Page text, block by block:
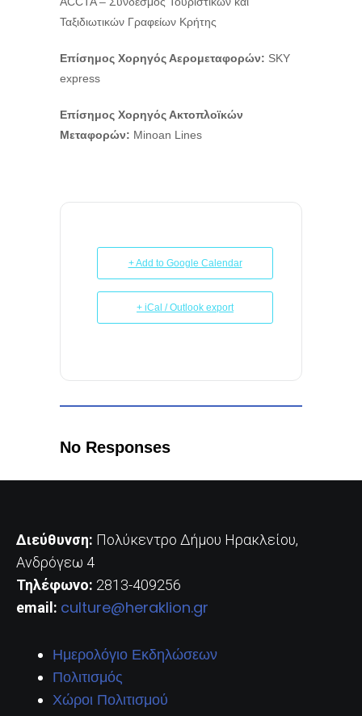
Ταξιδιωτικών Γραφείων Κρήτης
Επίσημος Χορηγός Αερομεταφορών: SKY
express
Επίσημος Χορηγός Ακτοπλοϊκών
Μεταφορών: Minoan Lines
+ Add to Google Calendar
+ iCal / Outlook export
No Responses
Διεύθυνση: Πολύκεντρο Δήμου Ηρακλείου,
Ανδρόγεω 4
Τηλέφωνο: 2813-409256
email: culture@heraklion.gr
Ημερολόγιο Εκδηλώσεων
Πολιτισμός
Χώροι Πολιτισμού